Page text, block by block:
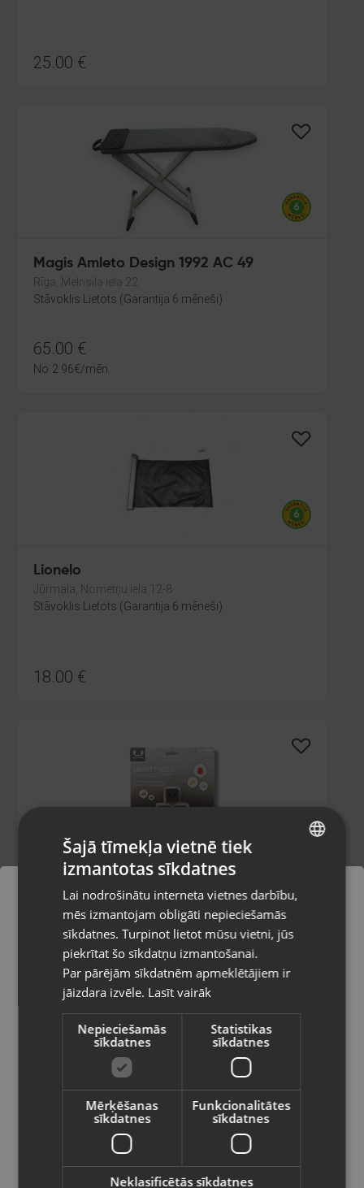
25.00 €
Magis Amleto Design 1992 AC 49
Rīga, Melnsila iela 22
Stāvoklis Lietots (Garantija 6 mēneši)
65.00 €
No 2.96€/mēn.
Lionelo
Jūrmala, Nometņu iela 12-8
Stāvoklis Lietots (Garantija 6 mēneši)
18.00 €
Fresh 'N Rebel Smart Finder (6ATAG31BL-
Rēzekne, Atbrīvošanas aleja 119
Stāvoklis Jauns (Garantija 24 mēneši)
20.00€
Clatronic IV 3340
Pasūtījumi tiks piegādāti uz
izvēlēto valsti
Vietnes saturs būs attēlots izvēlētajā
valodā
Valsts
Latviešu / Latvian
RUSSIAN
Šajā tīmekļa vietnē tiek
izmantotas sīkdatnes
Lai nodrošinātu interneta vietnes darbību,
mēs izmantojam obligāti nepieciešamās
sīkdatnes. Turpinot lietot mūsu vietni, jūs
piekrītat šo sīkdatņu izmantošanai.
Par pārējām sīkdatnēm apmeklētājiem ir
jāizdara izvēle. Lasīt vairāk
Nepieciešamās
sīkdatnes
Statistikas
sīkdatnes
Mērķēšanas
sīkdatnes
Funkcionalitātes
sīkdatnes
Neklasificētās sīkdatnes